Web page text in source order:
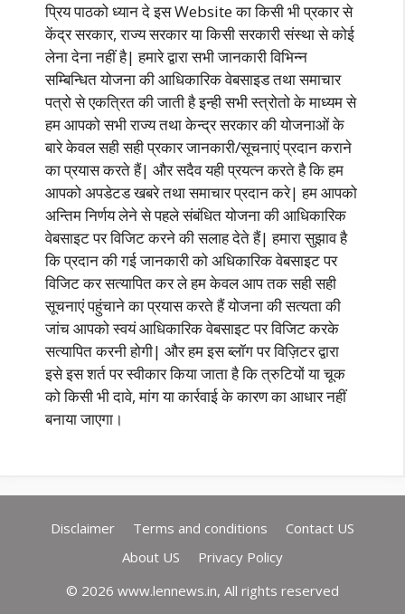
प्रिय पाठको ध्यान दे इस Website का किसी भी प्रकार से
केंद्र सरकार, राज्य सरकार या किसी सरकारी संस्था से कोई
लेना देना नहीं है| हमारे द्वारा सभी जानकारी विभिन्न
सम्बिन्धित योजना की आधिकारिक वेबसाइड तथा समाचार
पत्रो से एकत्रित की जाती है इन्ही सभी स्त्रोतो के माध्यम से
हम आपको सभी राज्य तथा केन्द्र सरकार की योजनाओं के
बारे केवल सही सही प्रकार जानकारी/सूचनाएं प्रदान कराने
का प्रयास करते हैं| और सदैव यही प्रयत्न करते है कि हम
आपको अपडेटड खबरे तथा समाचार प्रदान करे| हम आपको
अन्तिम निर्णय लेने से पहले संबंधित योजना की आधिकारिक
वेबसाइट पर विजिट करने की सलाह देते हैं| हमारा सुझाव है
कि प्रदान की गई जानकारी को अधिकारिक वेबसाइट पर
विजिट कर सत्यापित कर ले हम केवल आप तक सही सही
सूचनाएं पहुंचाने का प्रयास करते हैं योजना की सत्यता की
जांच आपको स्वयं आधिकारिक वेबसाइट पर विजिट करके
सत्यापित करनी होगी| और हम इस ब्लॉग पर विज़िटर द्वारा
इसे इस शर्त पर स्वीकार किया जाता है कि त्रुटियों या चूक
को किसी भी दावे, मांग या कार्रवाई के कारण का आधार नहीं
बनाया जाएगा।
Disclaimer Terms and conditions
Contact US
About US
Privacy Policy
© 2026 www.lennews.in, All rights reserved